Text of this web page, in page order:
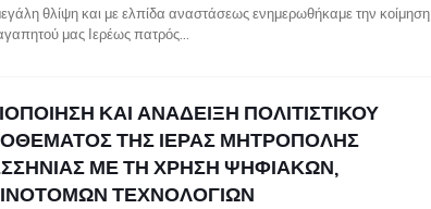
θλίψη και με ελπίδα αναστάσεως ενημερωθήκαμε την κοίμηση
μας Ιερέως πατρός…
ΚΑΙ ΑΝΑΔΕΙΞΗ ΠΟΛΙΤΙΣΤΙΚΟΥ
ΤΗΣ ΙΕΡΑΣ ΜΗΤΡΟΠΟΛΗΣ
ΜΕ ΤΗ ΧΡΗΣΗ ΨΗΦΙΑΚΩΝ,
ΤΕΧΝΟΛΟΓΙΩΝ